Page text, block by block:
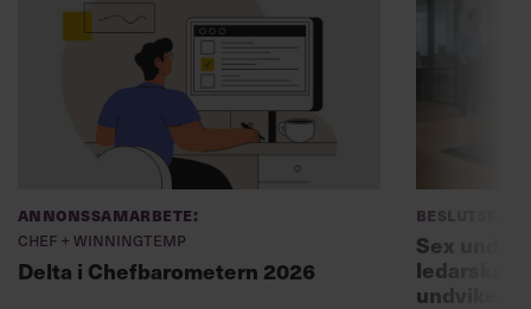
Annonssamarbete:
Chef + Winningtemp
Delta i Chefbarometern 2026
undviker